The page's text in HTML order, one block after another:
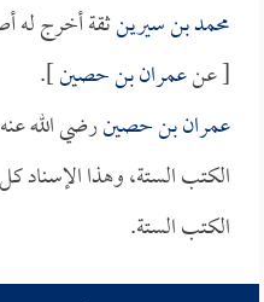
محمد بن سيرينثقة أخرج له
[ عنعمران بن حصين].
عمران بن حصينرضي الله
الكتب الستة، وهذا
الكتب الستة.